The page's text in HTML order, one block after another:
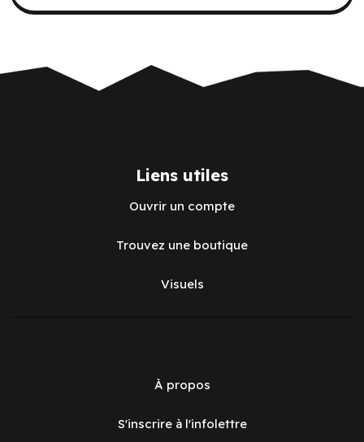
Liens utiles
Ouvrir un compte
Trouvez une boutique
Visuels
À propos
S'inscrire à l'infolettre